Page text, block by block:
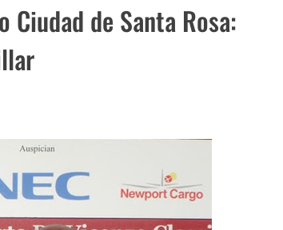
de Santa Rosa: